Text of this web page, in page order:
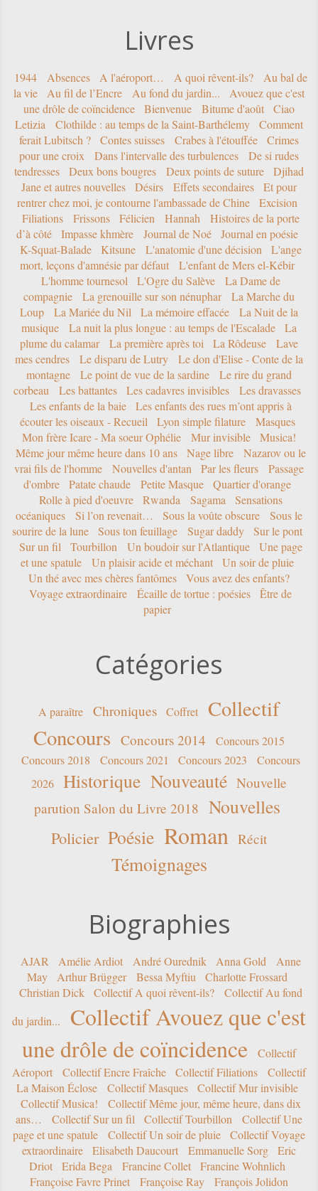
Livres
1944 Absences A l'aéroport… A quoi rêvent-ils?
Au bal de
la vie
Au fil de l’Encre Au fond du jardin...
Avouez que c'est
une drôle de coïncidence
Bienvenue Bitume d'août
Ciao
Letizia
Clothilde : au temps de la Saint-Barthélemy
Comment
ferait Lubitsch ?
Contes suisses Crabes à l'étouffée
Crimes
pour une croix
Dans l'intervalle des turbulences
De si rudes
tendresses
Deux bons bougres Deux points de suture
Djihad
Jane et autres nouvelles
Désirs Effets secondaires
Et pour
rentrer chez moi, je contourne l'ambassade de Chine
Excision
Filiations
Frissons Félicien Hannah
Histoires de la porte
d’à côté
Impasse khmère Journal de Noé
Journal en poésie
K-Squat-Balade
Kitsune L'anatomie d'une décision
L'ange
mort, leçons d'amnésie par défaut
L'enfant de Mers el-Kébir
L'homme tournesol
L'Ogre du Salève
La Dame de
compagnie
La grenouille sur son nénuphar
La Marche du
Loup
La Mariée du Nil La mémoire effacée
La Nuit de la
musique
La nuit la plus longue : au temps de l'Escalade
La
plume du calamar
La première après toi La Rôdeuse
Lave
mes cendres
Le disparu de Lutry
Le don d'Elise - Conte de la
montagne
Le point de vue de la sardine
Le rire du grand
corbeau
Les battantes Les cadavres invisibles
Les dravasses
Les enfants de la baie
Les enfants des rues m’ont appris à
écouter les oiseaux - Recueil
Lyon simple filature
Masques
Mon frère Icare - Ma soeur Ophélie
Mur invisible
Musica!
Même jour même heure dans 10 ans
Nage libre
Nazarov ou le
vrai fils de l'homme
Nouvelles d'antan Par les fleurs
Passage
d'ombre
Patate chaude Petite Masque
Quartier d'orange
Rolle à pied d'oeuvre
Rwanda Sagama
Sensations
océaniques
Si l’on revenait… Sous la voûte obscure
Sous le
sourire de la lune
Sous ton feuillage Sugar daddy
Sur le pont
Sur un fil
Tourbillon Un boudoir sur l'Atlantique
Une page
et une spatule
Un plaisir acide et méchant
Un soir de pluie
Un thé avec mes chères fantômes
Vous avez des enfants?
Voyage extraordinaire
Écaille de tortue : poésies
Être de
papier
Catégories
A paraître Chroniques Coffret
Collectif
Concours Concours 2014
Concours 2015
Concours 2018
Concours 2021 Concours 2023
Concours
2026
Historique Nouveauté Nouvelle
parution Salon du Livre 2018 Nouvelles
Policier Poésie Roman Récit
Témoignages
Biographies
AJAR Amélie Ardiot André Ourednik Anna Gold
Anne
May
Arthur Brügger Bessa Myftiu
Charlotte Frossard
Christian Dick
Collectif A quoi rêvent-ils?
Collectif Au fond
du jardin...
Collectif Avouez que c'est
une drôle de coïncidence
Collectif
Aéroport
Collectif Encre Fraîche Collectif Filiations
Collectif
La Maison Éclose
Collectif Masques
Collectif Mur invisible
Collectif Musica!
Collectif Même jour, même heure, dans dix
ans…
Collectif Sur un fil Collectif Tourbillon
Collectif Une
page et une spatule
Collectif Un soir de pluie
Collectif Voyage
extraordinaire
Elisabeth Daucourt Emmanuelle Sorg
Eric
Driot
Erida Bega Francine Collet
Francine Wohnlich
Françoise Favre Prinet
Françoise Ray
François Jolidon